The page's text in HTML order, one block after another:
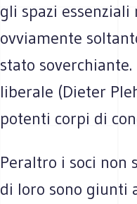
gli spazi
ovviamente
stato
liberale (Dieter
potenti corpi di
Peraltro i soci non
di loro sono giunti